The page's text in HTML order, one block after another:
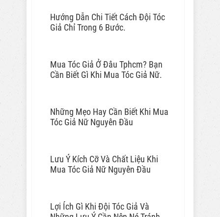
Hướng Dẫn Chi Tiết Cách Đội Tóc
Giả Chỉ Trong 6 Bước.
Mua Tóc Giả Ở Đâu Tphcm? Bạn
Cần Biết Gì Khi Mua Tóc Giả Nữ.
Những Mẹo Hay Cần Biết Khi Mua
Tóc Giả Nữ Nguyên Đầu
Lưu Ý Kích Cỡ Và Chất Liệu Khi
Mua Tóc Giả Nữ Nguyên Đầu
Lợi Ích Gì Khi Đội Tóc Giả Và